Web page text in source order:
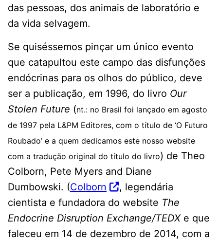
das pessoas, dos animais de laboratório e
da vida selvagem.
Se quiséssemos pinçar um único evento
que catapultou este campo das disfunções
endócrinas para os olhos do público, deve
ser a publicação, em 1996, do livro Our
Stolen Future (nt.: no Brasil foi lançado em agosto
de 1997 pela L&PM Editores, com o título de ‘O Futuro
Roubado’ e a quem dedicamos este nosso website
com a tradução original do título do livro) de Theo
Colborn, Pete Myers and Diane
Dumbowski. (Colborn
, legendária
cientista e fundadora do website The
Endocrine Disruption Exchange/TEDXe que
faleceu em 14 de dezembro de 2014, com a